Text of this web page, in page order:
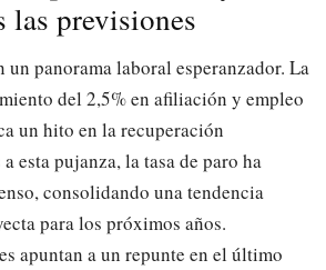
las previsiones
un panorama laboral esperanzador. La
del 2,5% en afiliación y empleo
un hito en la recuperación
esta pujanza, la tasa de paro ha
consolidando una tendencia
para los próximos años.
apuntan a un repunte en el último